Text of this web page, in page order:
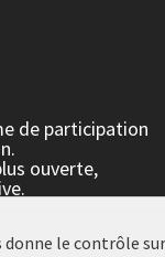
de participation
ouverte,
le contrôle